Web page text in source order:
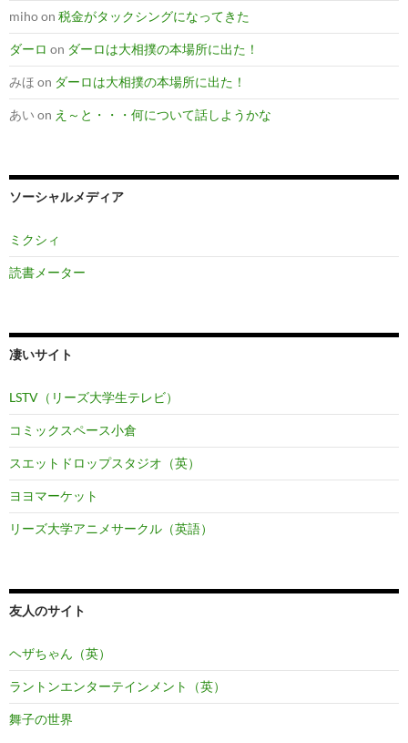
mihoon 税金がタックシングになってきた
ダーロ on ダーロは大相撲の本場所に出た！
みほ on ダーロは大相撲の本場所に出た！
あい on え～と・・・何について話しようかな
ソーシャルメディア
ミクシィ
読書メーター
凄いサイト
LSTV（リーズ大学生テレビ）
コミックスペース小倉
スエットドロップスタジオ（英）
ヨヨマーケット
リーズ大学アニメサークル（英語）
友人のサイト
ヘザちゃん（英）
ラントンエンターテインメント（英）
舞子の世界